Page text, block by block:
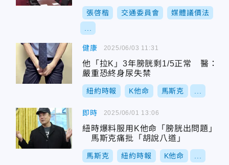
張啓楷 交通委員會 媒體議價法
健康
他「拉K」3年膀胱剩1/5正常 醫：
嚴重恐終身尿失禁
紐約時報 K他命 馬斯克
2025/06/03 11:31
即時
紐時爆料服用K他命「膀胱出問題」
馬斯克痛批「胡說八道」
馬斯克 紐約時報 K他命
2025/06/01 13:06